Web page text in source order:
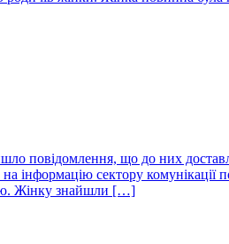
повідомлення, що до них
сектору комунікації
Жінку знайшли […]